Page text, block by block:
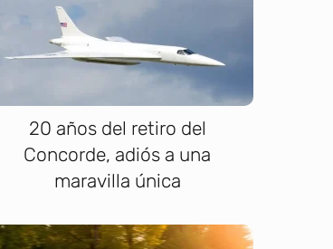
20 años del retiro del
Concorde, adiós a una
maravilla única